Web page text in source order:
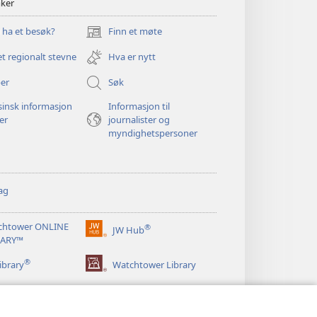
et besøk? Finn et møte
(åpner
nytt
vindu)
regionalt stevne
Hva er nytt
Søk
informasjon
Informasjon til
journalister og
myndighetspersoner
ONLINE
JW Hub®
(åpner
vindu)
® Watchtower Library